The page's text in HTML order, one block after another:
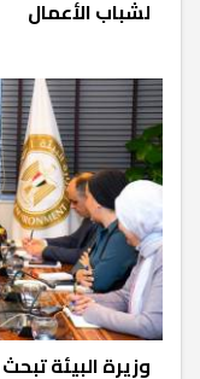
لشباب الأعمال
وزيرة البيئة